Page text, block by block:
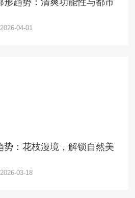
2026-04-01
势：花枝漫境，解锁自然美
2026-03-18